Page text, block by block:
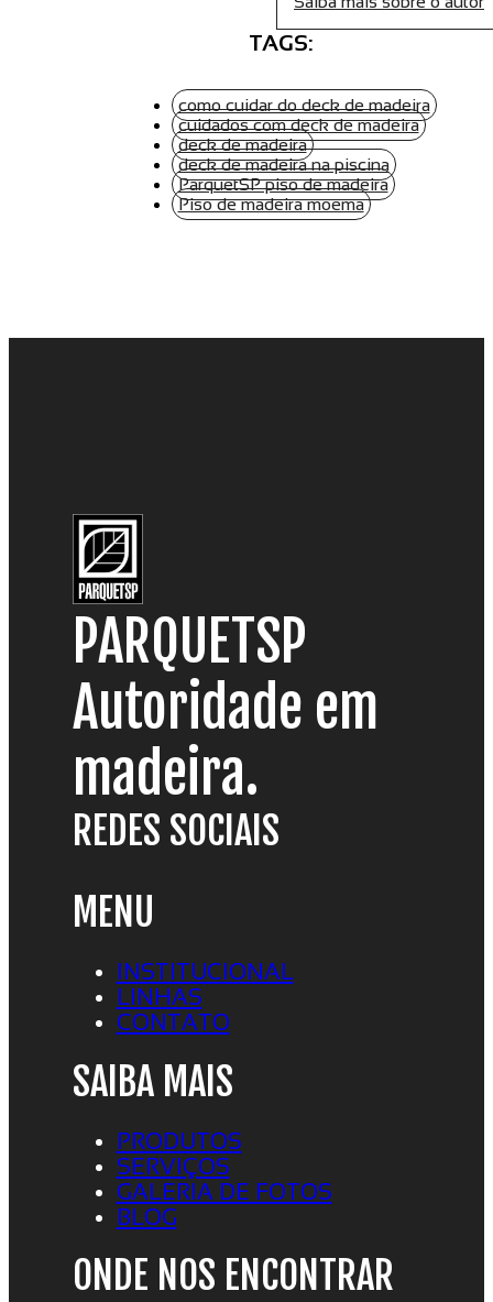
TAGS:
como cuidar do deck de madeira
cuidados com deck de madeira
deck de madeira
deck de madeira na piscina
ParquetSP piso de madeira
Piso de madeira moema
PARQUETSP
Autoridade em
madeira.
REDES SOCIAIS
MENU
INSTITUCIONAL
LINHAS
CONTATO
SAIBA MAIS
PRODUTOS
SERVIÇOS
GALERIA DE FOTOS
BLOG
ONDE NOS ENCONTRAR